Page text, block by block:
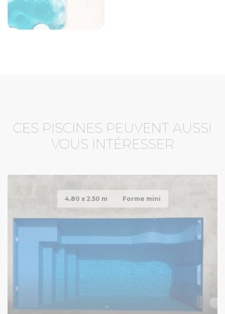
CES PISCINES PEUVENT AUSSI
VOUS INTÉRESSER
4.80 x2.50 m Forme mini